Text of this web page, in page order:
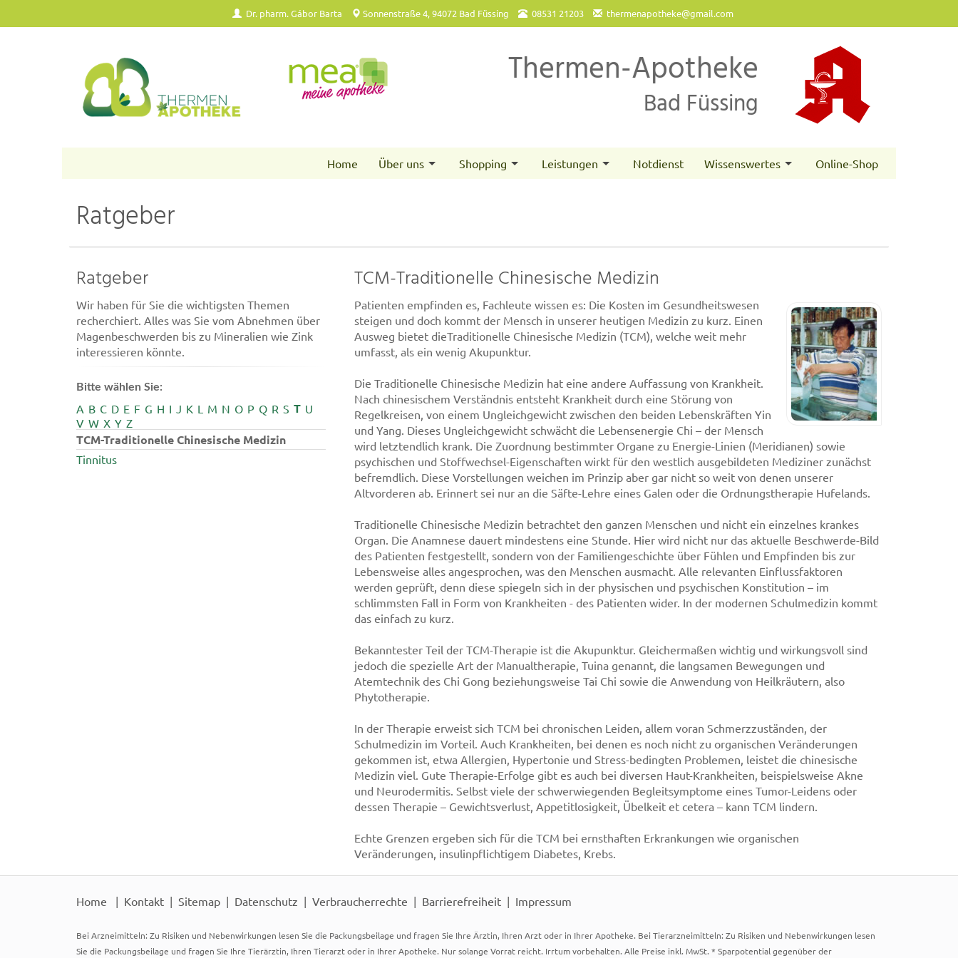
Dr. pharm. Gábor Barta Sonnenstraße 4, 94072 Bad Füssing 08531 21203 thermenapotheke@gmail.com
Thermen-Apotheke
Bad Füssing
Home Über uns Shopping Leistungen Notdienst Wissenswertes Online-Shop
Ratgeber
Ratgeber
Wir haben für Sie die wichtigsten Themen
recherchiert. Alles was Sie vom Abnehmen über
Magenbeschwerden bis zu Mineralien wie Zink
interessieren könnte.
Bitte wählen Sie:
A B C D E F G H I J K L M N O P Q R S T U
V W X Y Z
TCM-Traditionelle Chinesische Medizin
Tinnitus
TCM-Traditionelle Chinesische Medizin
Patienten empfinden es, Fachleute wissen es: Die Kosten im Gesundheitswesen
steigen und doch kommt der Mensch in unserer heutigen Medizin zu kurz. Einen
Ausweg bietet dieTraditionelle Chinesische Medizin (TCM), welche weit mehr
umfasst, als ein wenig Akupunktur.
Die Traditionelle Chinesische Medizin hat eine andere Auffassung von Krankheit.
Nach chinesischem Verständnis entsteht Krankheit durch eine Störung von
Regelkreisen, von einem Ungleichgewicht zwischen den beiden Lebenskräften Yin
und Yang. Dieses Ungleichgewicht schwächt die Lebensenergie Chi – der Mensch
wird letztendlich krank. Die Zuordnung bestimmter Organe zu Energie-Linien (Meridianen) sowie
psychischen und Stoffwechsel-Eigenschaften wirkt für den westlich ausgebildeten Mediziner zunächst
befremdlich. Diese Vorstellungen weichen im Prinzip aber gar nicht so weit von denen unserer
Altvorderen ab. Erinnert sei nur an die Säfte-Lehre eines Galen oder die Ordnungstherapie Hufelands.
Traditionelle Chinesische Medizin betrachtet den ganzen Menschen und nicht ein einzelnes krankes
Organ. Die Anamnese dauert mindestens eine Stunde. Hier wird nicht nur das aktuelle Beschwerde-Bild
des Patienten festgestellt, sondern von der Familiengeschichte über Fühlen und Empfinden bis zur
Lebensweise alles angesprochen, was den Menschen ausmacht. Alle relevanten Einflussfaktoren
werden geprüft, denn diese spiegeln sich in der physischen und psychischen Konstitution – im
schlimmsten Fall in Form von Krankheiten - des Patienten wider. In der modernen Schulmedizin kommt
das einfach zu kurz.
Bekanntester Teil der TCM-Therapie ist die Akupunktur. Gleichermaßen wichtig und wirkungsvoll sind
jedoch die spezielle Art der Manualtherapie, Tuina genannt, die langsamen Bewegungen und
Atemtechnik des Chi Gong beziehungsweise Tai Chi sowie die Anwendung von Heilkräutern, also
Phytotherapie.
In der Therapie erweist sich TCM bei chronischen Leiden, allem voran Schmerzzuständen, der
Schulmedizin im Vorteil. Auch Krankheiten, bei denen es noch nicht zu organischen Veränderungen
gekommen ist, etwa Allergien, Hypertonie und Stress-bedingten Problemen, leistet die chinesische
Medizin viel. Gute Therapie-Erfolge gibt es auch bei diversen Haut-Krankheiten, beispielsweise Akne
und Neurodermitis. Selbst viele der schwerwiegenden Begleitsymptome eines Tumor-Leidens oder
dessen Therapie – Gewichtsverlust, Appetitlosigkeit, Übelkeit et cetera – kann TCM lindern.
Echte Grenzen ergeben sich für die TCM bei ernsthaften Erkrankungen wie organischen
Veränderungen, insulinpflichtigem Diabetes, Krebs.
Home Kontakt Sitemap Datenschutz Verbraucherrechte Barrierefreiheit Impressum
Bei Arzneimitteln: Zu Risiken und Nebenwirkungen lesen Sie die Packungsbeilage und fragen Sie Ihre Ärztin, Ihren Arzt oder in Ihrer Apotheke. Bei Tierarzneimitteln: Zu Risiken und Nebenwirkungen lesen
Sie die Packungsbeilage und fragen Sie Ihre Tierärztin, Ihren Tierarzt oder in Ihrer Apotheke. Nur solange Vorrat reicht. Irrtum vorbehalten. Alle Preise inkl. MwSt. * Sparpotential gegenüber der